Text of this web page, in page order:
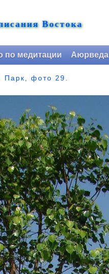
Востока
по медитации Аюрведа
Парк,фото 29.